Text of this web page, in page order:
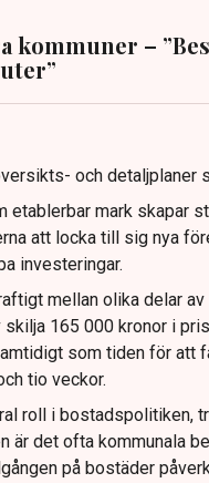
kommuner –
och detaljplaner
etablerbar mark skapar
att locka till sig nya
investeringar.
mellan olika delar av
165 000 kronor i
som tiden för att
tio veckor.
roll i bostadspolitiken,
är det ofta kommunala
på bostäder